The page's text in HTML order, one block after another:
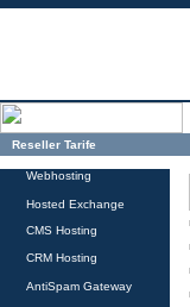
Reseller Tarife
Webhosting
Hosted Exchange
CMS Hosting
CRM Hosting
AntiSpam Gateway